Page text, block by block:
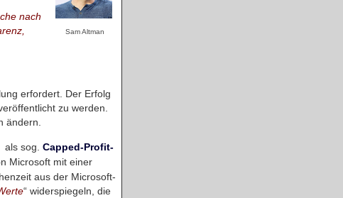
Sam Altman
nach
erfordert. Der Erfolg
zu werden.
ändern.
als sog. Capped-Profit-
Microsoft mit einer
aus der Microsoft-
“ widerspiegeln, die